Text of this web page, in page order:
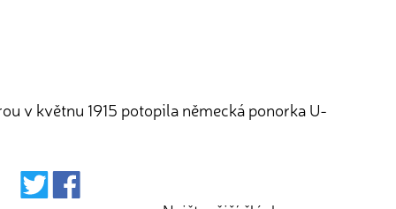
v květnu 1915 potopila německá ponorka U-